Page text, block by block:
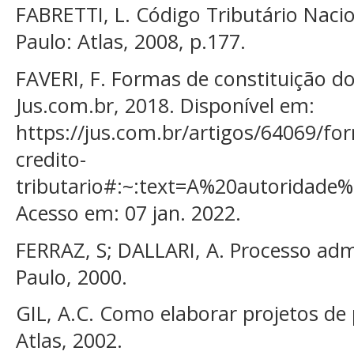
FABRETTI, L. Código Tributário
Paulo: Atlas, 2008, p.177.
FAVERI, F. Formas de constituição
Jus.com.br, 2018. Disponível em:
https://jus.com.br/artigos/64069/
credito-
Acesso em: 07 jan. 2022.
FERRAZ, S; DALLARI, A. Processo
Paulo, 2000.
GIL, A.C. Como elaborar projetos de
Atlas, 2002.